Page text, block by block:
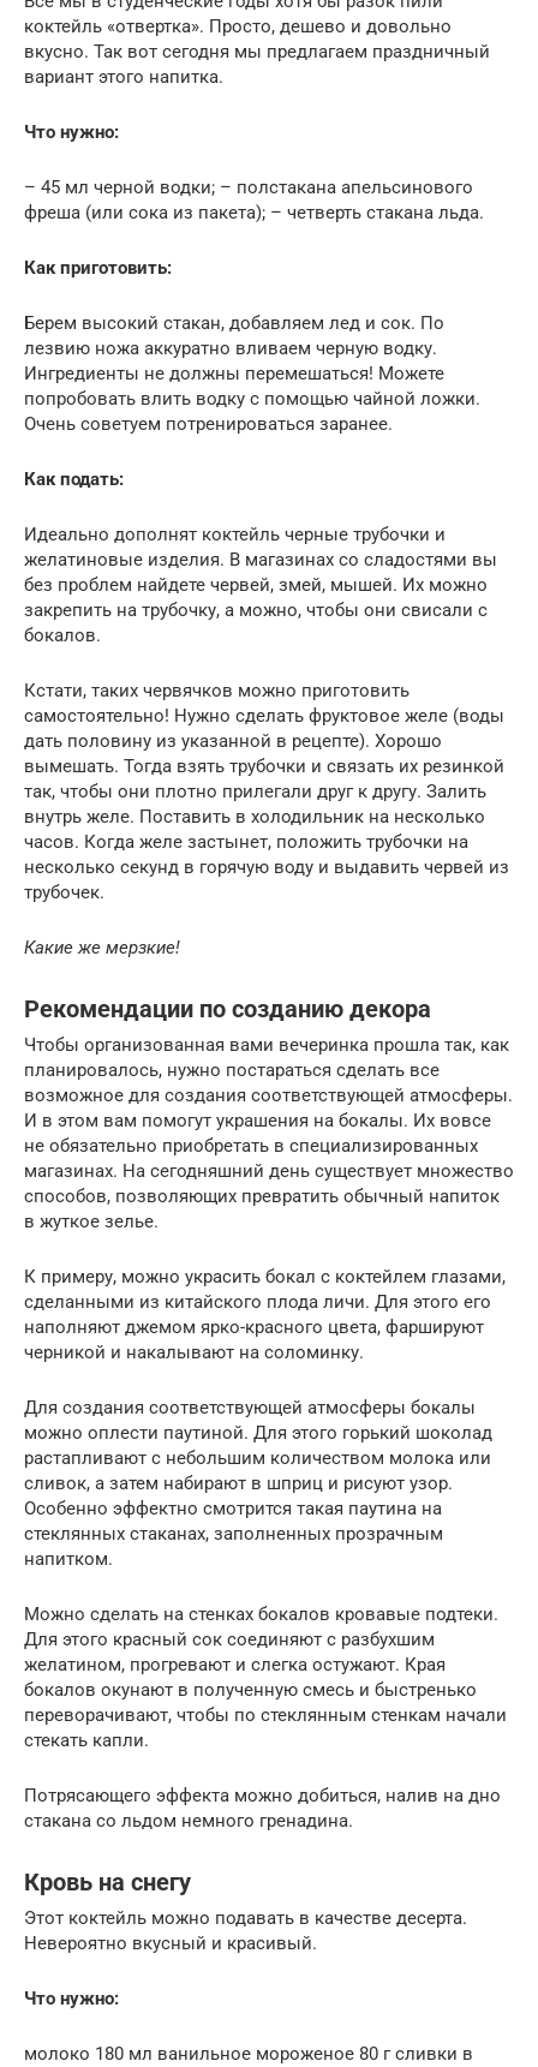
коктейль «отвертка». Просто, дешево и довольно
вкусно. Так вот сегодня мы предлагаем праздничный
вариант этого напитка.
Что нужно:
– 45 мл черной водки; – полстакана апельсинового
фреша (или сока из пакета); – четверть стакана льда.
Как приготовить:
Берем высокий стакан, добавляем лед и сок. По
лезвию ножа аккуратно вливаем черную водку.
Ингредиенты не должны перемешаться! Можете
попробовать влить водку с помощью чайной ложки.
Очень советуем потренироваться заранее.
Как подать:
Идеально дополнят коктейль черные трубочки и
желатиновые изделия. В магазинах со сладостями вы
без проблем найдете червей, змей, мышей. Их можно
закрепить на трубочку, а можно, чтобы они свисали с
бокалов.
Кстати, таких червячков можно приготовить
самостоятельно! Нужно сделать фруктовое желе (воды
дать половину из указанной в рецепте). Хорошо
вымешать. Тогда взять трубочки и связать их резинкой
так, чтобы они плотно прилегали друг к другу. Залить
внутрь желе. Поставить в холодильник на несколько
часов. Когда желе застынет, положить трубочки на
несколько секунд в горячую воду и выдавить червей из
трубочек.
Какие же мерзкие!
Рекомендации по созданию декора
Чтобы организованная вами вечеринка прошла так, как
планировалось, нужно постараться сделать все
возможное для создания соответствующей атмосферы.
И в этом вам помогут украшения на бокалы. Их вовсе
не обязательно приобретать в специализированных
магазинах. На сегодняшний день существует множество
способов, позволяющих превратить обычный напиток
в жуткое зелье.
К примеру, можно украсить бокал с коктейлем глазами,
сделанными из китайского плода личи. Для этого его
наполняют джемом ярко-красного цвета, фаршируют
черникой и накалывают на соломинку.
Для создания соответствующей атмосферы бокалы
можно оплести паутиной. Для этого горький шоколад
растапливают с небольшим количеством молока или
сливок, а затем набирают в шприц и рисуют узор.
Особенно эффектно смотрится такая паутина на
стеклянных стаканах, заполненных прозрачным
напитком.
Можно сделать на стенках бокалов кровавые подтеки.
Для этого красный сок соединяют с разбухшим
желатином, прогревают и слегка остужают. Края
бокалов окунают в полученную смесь и быстренько
переворачивают, чтобы по стеклянным стенкам начали
стекать капли.
Потрясающего эффекта можно добиться, налив на дно
стакана со льдом немного гренадина.
Кровь на снегу
Этот коктейль можно подавать в качестве десерта.
Невероятно вкусный и красивый.
Что нужно:
молоко 180 мл ванильное мороженое 80 г сливки в